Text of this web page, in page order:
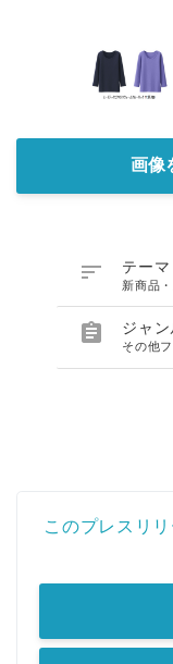
画像
 テーマ
新商品
 ジャン
その他
このプレスリ